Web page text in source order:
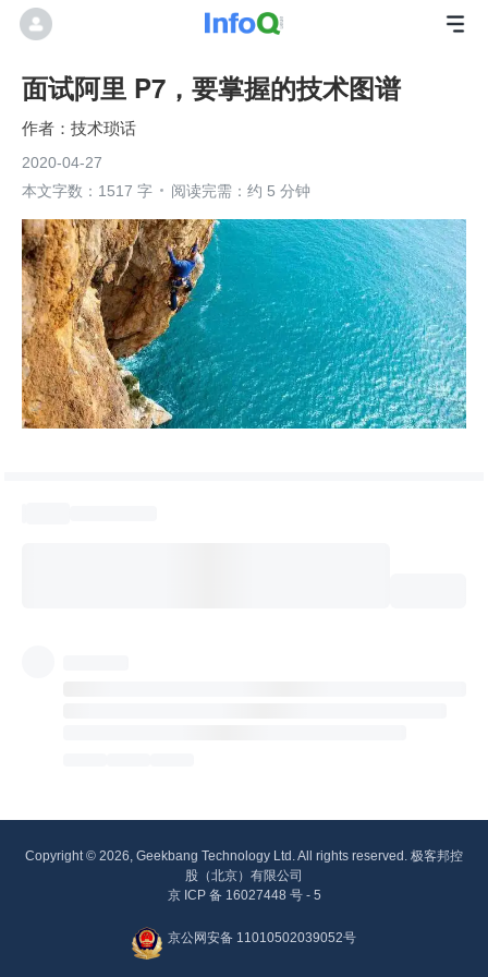
面试阿里 P7，要掌握的技术图谱
技术琐话
2020-04-27
本文字数：1517 字
阅读完需：约 5 分钟
Copyright © 2026, Geekbang Technology Ltd. All rights reserved. 极客邦控
股（北京）有限公司
京 ICP 备 16027448 号 - 5
京公网安备 11010502039052号